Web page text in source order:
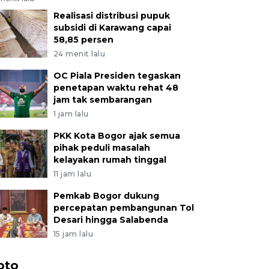
Realisasi distribusi pupuk
subsidi di Karawang capai
58,85 persen
24 menit lalu
OC Piala Presiden tegaskan
penetapan waktu rehat 48
jam tak sembarangan
1 jam lalu
PKK Kota Bogor ajak semua
pihak peduli masalah
kelayakan rumah tinggal
11 jam lalu
Pemkab Bogor dukung
percepatan pembangunan Tol
Desari hingga Salabenda
15 jam lalu